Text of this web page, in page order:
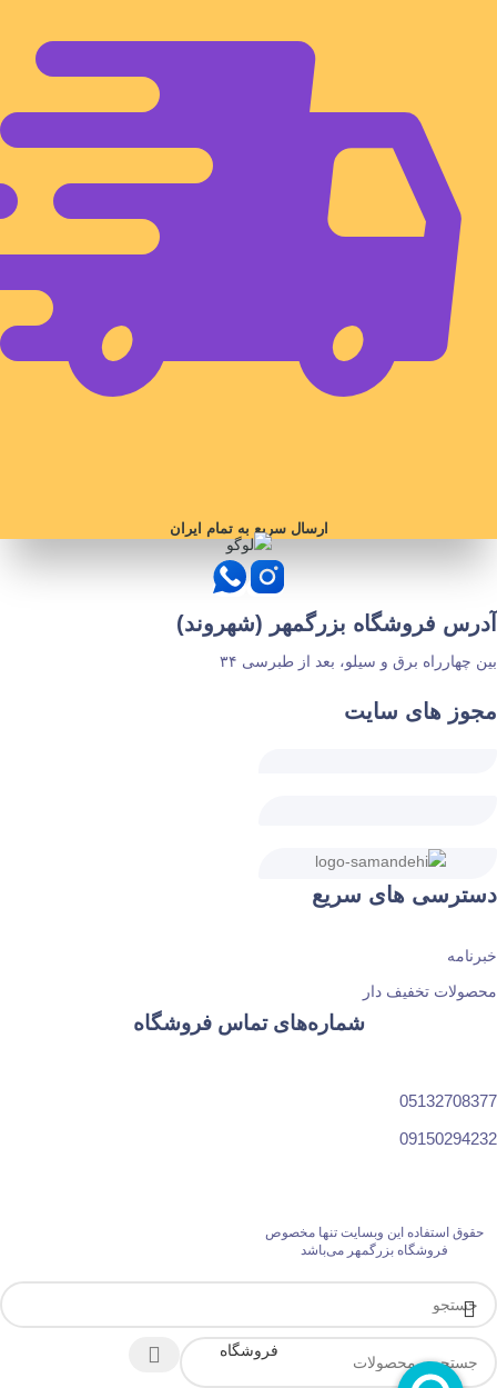
ارسال سریع به تمام ایران
آدرس فروشگاه بزرگمهر (شهروند)
بین چهارراه برق و سیلو، بعد از طبرسی ۳۴
مجوز های سایت
دسترسی های سریع
خبرنامه
محصولات تخفیف دار
شماره‌های تماس فروشگاه
05132708377
09150294232
حقوق استفاده این وبسایت تنها مخصوص
فروشگاه بزرگمهر می‌باشد
فروشگاه